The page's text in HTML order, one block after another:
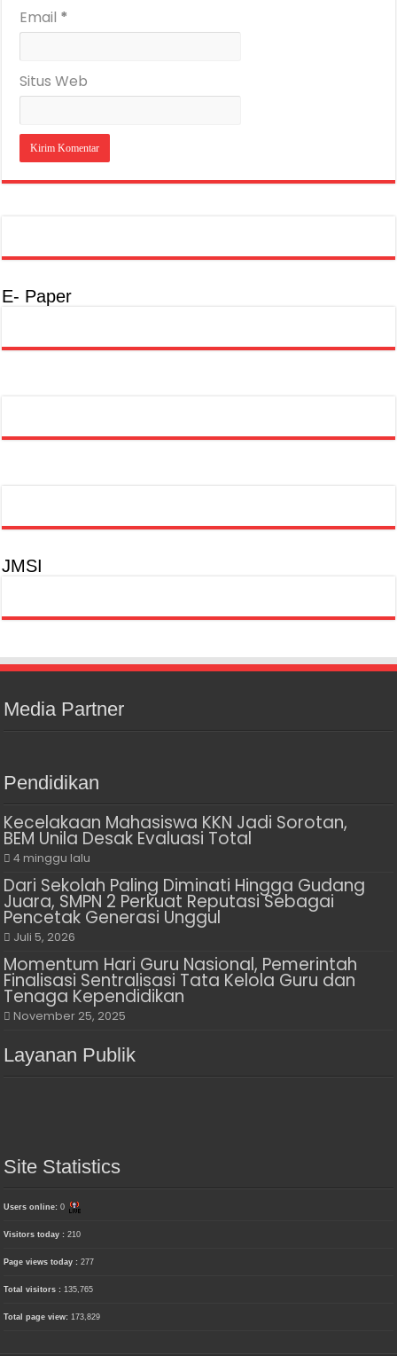
Email *
Situs Web
E- Paper
JMSI
Media Partner
Pendidikan
Kecelakaan Mahasiswa KKN Jadi Sorotan,
BEM Unila Desak Evaluasi Total
4 minggu lalu
Dari Sekolah Paling Diminati Hingga Gudang
Juara, SMPN 2 Perkuat Reputasi Sebagai
Pencetak Generasi Unggul
Juli 5, 2026
Momentum Hari Guru Nasional, Pemerintah
Finalisasi Sentralisasi Tata Kelola Guru dan
Tenaga Kependidikan
November 25, 2025
Layanan Publik
Site Statistics
Users online:0
Visitors today :210
Page views today :277
Total visitors : 135,765
Total page view: 173,829